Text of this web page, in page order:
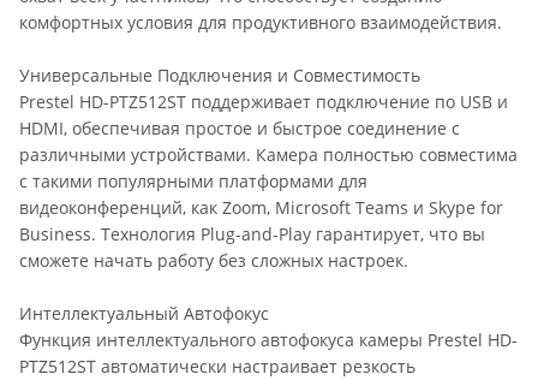
комфортных условия для продуктивного взаимодействия.
Универсальные Подключения и Совместимость
Prestel HD-PTZ512ST поддерживает подключение по USB и
HDMI, обеспечивая простое и быстрое соединение с
различными устройствами. Камера полностью совместима
с такими популярными платформами для
видеоконференций, как Zoom, Microsoft Teams и Skype for
Business. Технология Plug-and-Play гарантирует, что вы
сможете начать работу без сложных настроек.
Интеллектуальный Автофокус
Функция интеллектуального автофокуса камеры Prestel HD-
PTZ512ST автоматически настраивает резкость